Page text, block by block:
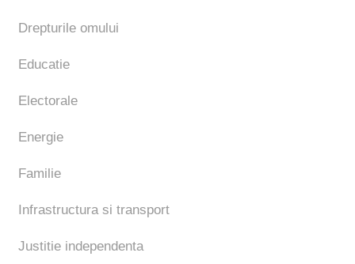
Drepturile omului
Educatie
Electorale
Energie
Familie
Infrastructura si transport
Justitie independenta